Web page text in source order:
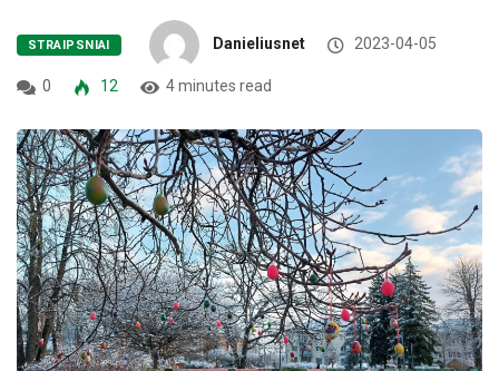
STRAIPSNIAI Danieliusnet 2023-04-05
0 12 4 minutes read